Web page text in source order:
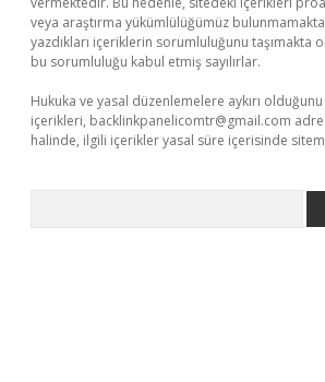
veya araştırma yükümlülüğümüz
yazdıkları içeriklerin sorumluluğunu taşımakta
bu sorumluluğu kabul etmiş sayılırlar.
Hukuka ve yasal düzenlemelere aykırı
içerikleri, backlinkpanelicomtr@gmail.com
halinde, ilgili içerikler yasal süre içerisinde